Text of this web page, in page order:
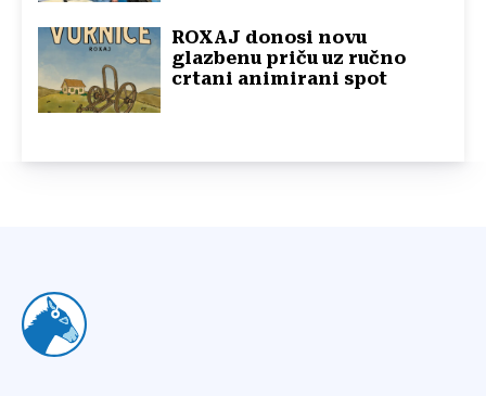
ROXAJ donosi novu
glazbenu priču uz ručno
crtani animirani spot